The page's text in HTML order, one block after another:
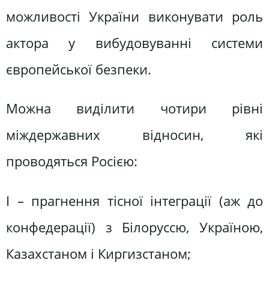
можливості України виконувати роль
актора у вибудовуванні системи
європейської безпеки.
Можна виділити чотири рівні
міждержавних відносин, які
проводяться Росією:
І – прагнення тісної інтеграції (аж до
конфедерації) з Білоруссю, Україною,
Казахстаном і Киргизстаном;